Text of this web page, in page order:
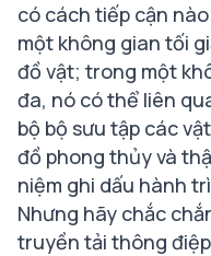
có cách tiếp cận
một không gian tối
đồ vật; trong một
đa, nó có thể liên
bộ bộ sưu tập các
đồ phong thủy và
niệm ghi dấu hành
Nhưng hãy chắc
truyền tải thông